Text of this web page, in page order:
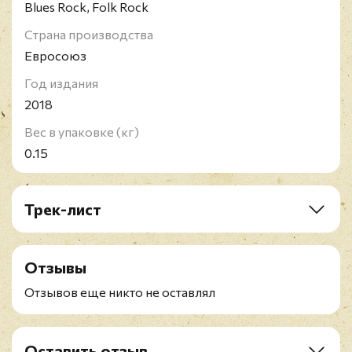
Blues Rock, Folk Rock
Страна производства
Евросоюз
Год издания
2018
Вес в упаковке (кг)
0.15
Трек-лист
1. Straight Street
2. Shrinking Man
3. Gentrification
4. Everybody Ought To Treat A Stranger Right
6. Nobody's Fault But Mine
7. You Must Unload
Отзывы
Отзывов еще никто не оставлял